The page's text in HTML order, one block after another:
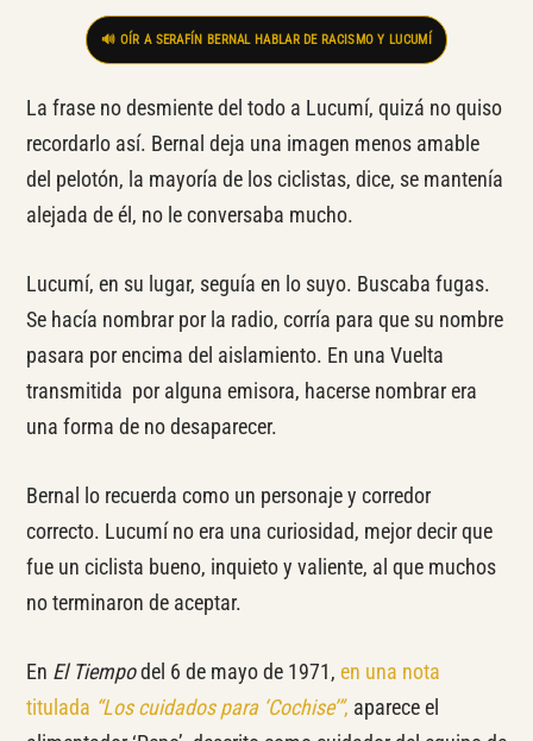
🔊 OÍR A SERAFÍN BERNAL HABLAR DE RACISMO Y LUCUMÍ
La frase no desmiente del todo a Lucumí, quizá no quiso
recordarlo así. Bernal deja una imagen menos amable
del pelotón, la mayoría de los ciclistas, dice, se mantenía
alejada de él, no le conversaba mucho.
Lucumí, en su lugar, seguía en lo suyo. Buscaba fugas.
Se hacía nombrar por la radio, corría para que su nombre
pasara por encima del aislamiento. En una Vuelta
transmitida por alguna emisora, hacerse nombrar era
una forma de no desaparecer.
Bernal lo recuerda como un personaje y corredor
correcto. Lucumí no era una curiosidad, mejor decir que
fue un ciclista bueno, inquieto y valiente, al que muchos
no terminaron de aceptar.
En El Tiempodel 6 de mayo de 1971, en una nota
titulada “Los cuidados para ‘Cochise’”, aparece el